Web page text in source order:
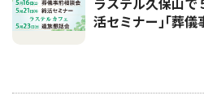
ラステル久保山で
活セミナー｣｢葬儀